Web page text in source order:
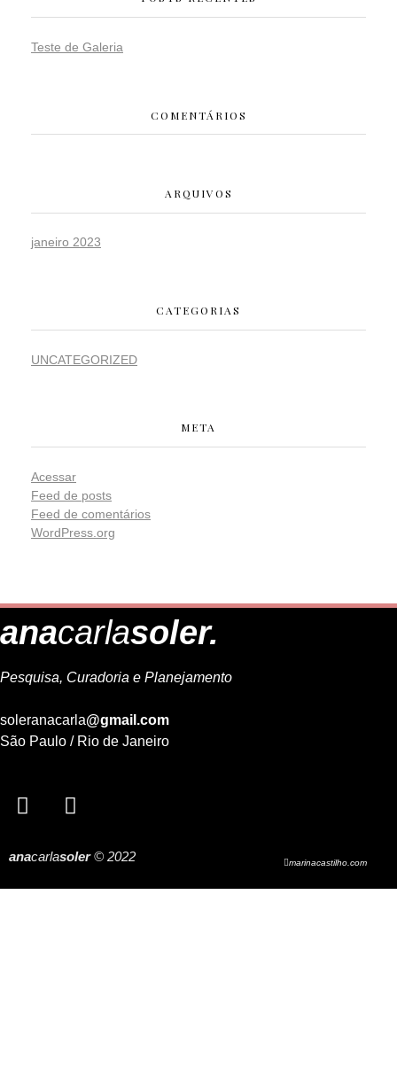
Teste de Galeria
COMENTÁRIOS
ARQUIVOS
janeiro 2023
CATEGORIAS
UNCATEGORIZED
META
Acessar
Feed de posts
Feed de comentários
WordPress.org
anacarlasoler.
Pesquisa, Curadoria e Planejamento
soleranacarla@gmail.com
São Paulo / Rio de Janeiro
anacarlasoler© 2022 marinacastilho.com